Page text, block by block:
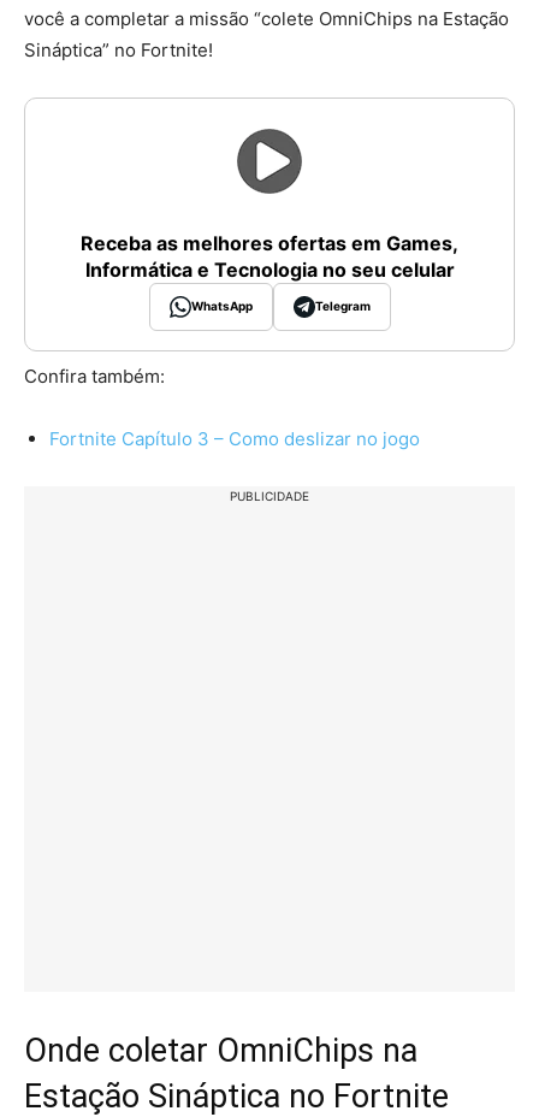
você a completar a missão “colete OmniChips na Estação
Sináptica” no Fortnite!
Receba as melhores ofertas em Games,
Informática e Tecnologia no seu celular
WhatsApp Telegram
Confira também:
Fortnite Capítulo 3 – Como deslizar no jogo
PUBLICIDADE
Onde coletar OmniChips na
Estação Sináptica no Fortnite